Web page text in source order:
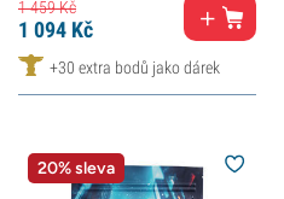
1 459Kč
1 094 Kč
+30 extra bodů jako dárek
20% sleva